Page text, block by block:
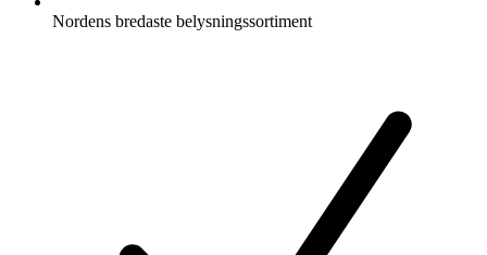
Nordens bredaste belysningssortiment